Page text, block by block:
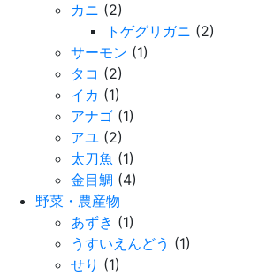
カニ (2)
トゲグリガニ (2)
サーモン (1)
タコ (2)
イカ (1)
アナゴ (1)
アユ (2)
太刀魚 (1)
金目鯛 (4)
野菜・農産物
あずき (1)
うすいえんどう (1)
せり (1)